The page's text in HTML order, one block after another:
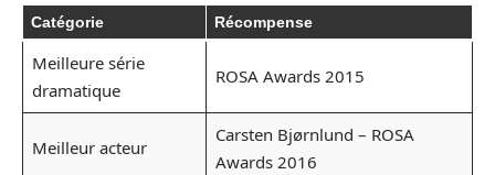
Catégorie Récompense
Meilleure série
dramatique
ROSA Awards 2015
Meilleur acteur
Carsten Bjørnlund – ROSA
Awards 2016